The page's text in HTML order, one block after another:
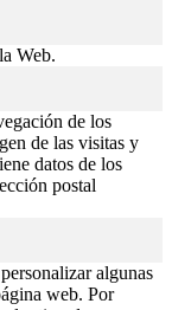
Web.
de los
de las visitas y
datos de los
postal
algunas
web. Por